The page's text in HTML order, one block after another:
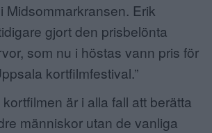
Midsommarkransen. Erik
gjort den prisbelönta
som nu i höstas vann pris för
kortfilmfestival.”
är i alla fall att berätta
människor utan de vanliga